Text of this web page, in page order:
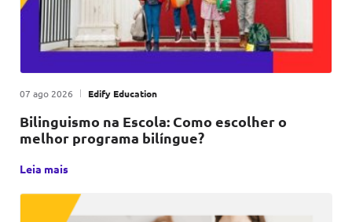
Bilinguismo na Escola: Como escolher o
melhor programa bilíngue?
Publicado em
07 ago 2026 | por
Edify Education
Leia mais